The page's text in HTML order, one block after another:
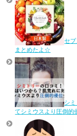
セ
まとめたよ☆
シ
てシミウスより圧倒